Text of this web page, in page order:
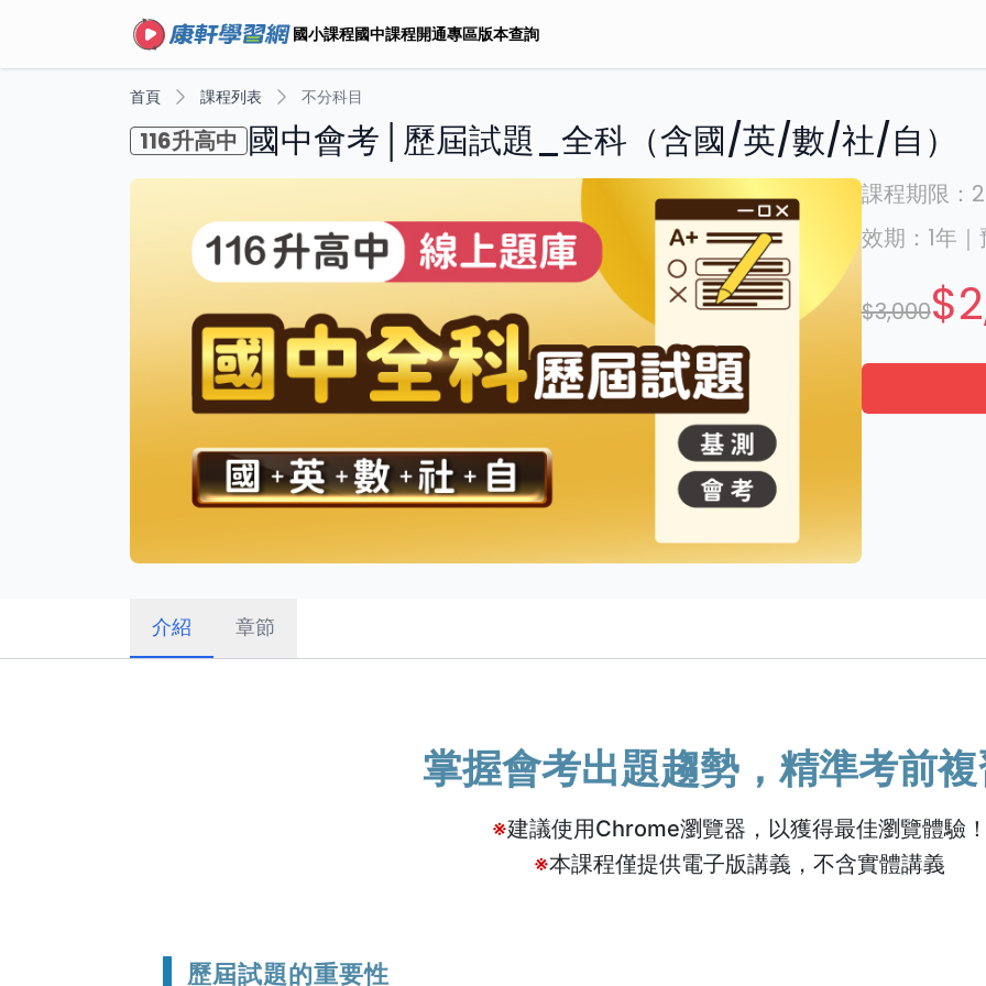
國小課程國中課程開通專區版本查詢
首頁 課程列表 不分科目
116升高中 國中會考│歷屆試題_全科（含國/英/數/社/自）
課程期限：
效期： 1年 ｜
$3,000
介紹 章節
掌握會考出題趨勢，精準考前
※建議使用Chrome瀏覽器，以獲得最佳瀏覽體驗
※本課程僅提供電子版講義，不含實體講義
歷屆試題的重要性